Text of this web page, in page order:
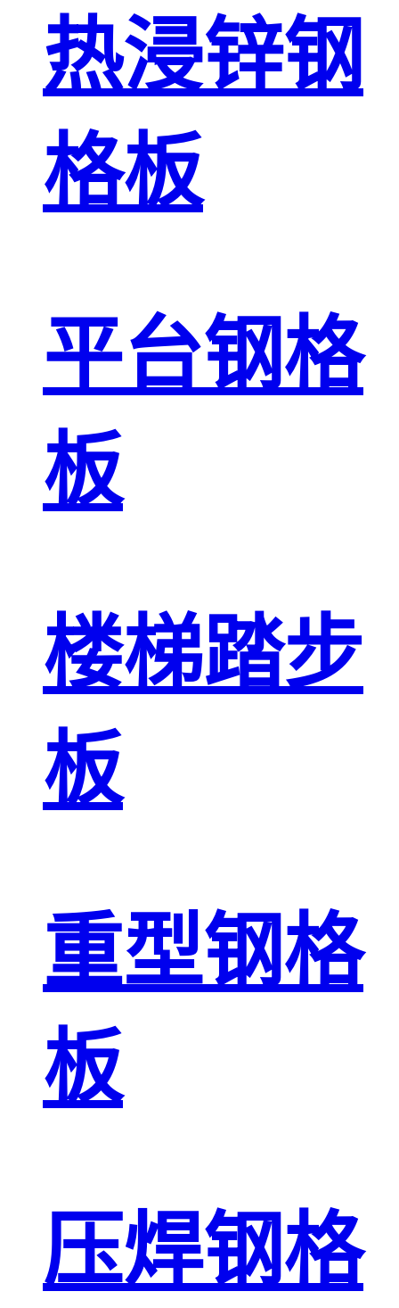
热浸锌钢
格板
平台钢格
板
楼梯踏步
板
重型钢格
板
压焊钢格